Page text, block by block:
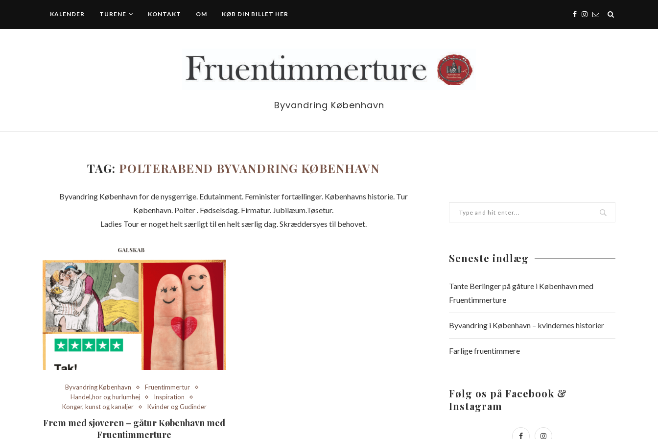
KALENDER TURENE KONTAKT OM KØB DIN BILLET HER
Byvandring København
TAG: POLTERABEND BYVANDRING KØBENHAVN
Byvandring København for de nysgerrige. Edutainment. Feminister fortællinger. Københavns historie. Tur
København. Polter . Fødselsdag. Firmatur. Jubilæum.Tøsetur.
Ladies Tour er noget helt særligt til en helt særlig dag. Skræddersyes til behovet.
Byvandring København
Fruentimmertur
Handel,hor og hurlumhej
Inspiration
Konger, kunst og kanaljer
Kvinder og Gudinder
Frem med sjoveren – gåtur København med
Fruentimmerture
Seneste indlæg
Tante Berlinger på gåture i København med
Fruentimmerture
Byvandring i København – kvindernes historier
Farlige fruentimmere
Følg os på Facebook &
Instagram